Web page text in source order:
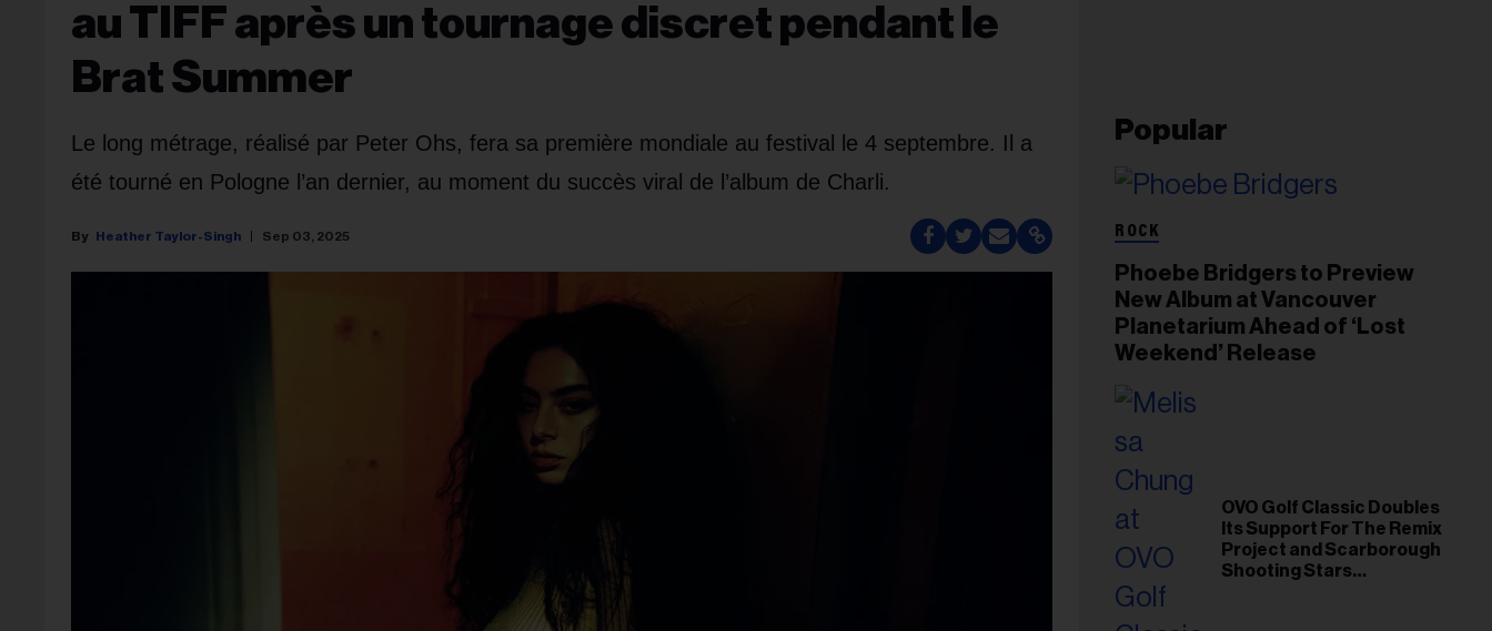
au TIFF après un tournage discret pendant le
Brat Summer
Le long métrage, réalisé par Peter Ohs, fera sa première mondiale au festival le 4 septembre. Il a
été tourné en Pologne l’an dernier, au moment du succès viral de l’album de Charli.
Heather Taylor-Singh Sep 03, 2025
Popular
ROCK
Phoebe Bridgers to Preview
New Album at Vancouver
Planetarium Ahead of ‘Lost
Weekend’ Release
OVO Golf Classic Doubles
Its Support For The Remix
Project and Scarborough
Shooting Stars